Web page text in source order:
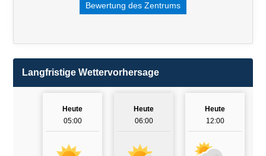
Bewertung des Zentrums
Langfristige Wettervorhersage
Heute
05:00
Heute
06:00
Heute
12:00